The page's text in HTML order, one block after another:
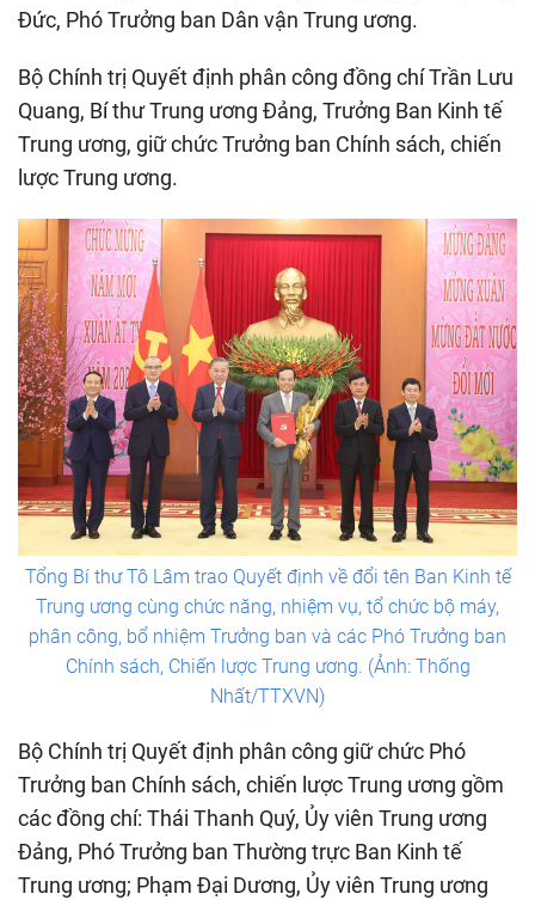
Đức, Phó Trưởng ban Dân vận Trung ương.
Bộ Chính trị Quyết định phân công đồng chí Trần Lưu
Quang, Bí thư Trung ương Đảng, Trưởng Ban Kinh tế
Trung ương, giữ chức Trưởng ban Chính sách, chiến
lược Trung ương.
Tổng Bí thư Tô Lâm trao Quyết định về đổi tên Ban Kinh tế
Trung ương cùng chức năng, nhiệm vụ, tổ chức bộ máy,
phân công, bổ nhiệm Trưởng ban và các Phó Trưởng ban
Chính sách, Chiến lược Trung ương. (Ảnh: Thống
Nhất/TTXVN)
Bộ Chính trị Quyết định phân công giữ chức Phó
Trưởng ban Chính sách, chiến lược Trung ương gồm
các đồng chí: Thái Thanh Quý, Ủy viên Trung ương
Đảng, Phó Trưởng ban Thường trực Ban Kinh tế
Trung ương; Phạm Đại Dương, Ủy viên Trung ương